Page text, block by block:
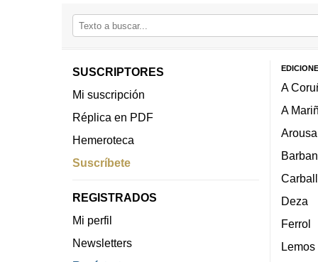
SUSCRIPTORES
Mi suscripción
Réplica en PDF
Hemeroteca
Suscríbete
REGISTRADOS
Mi perfil
Newsletters
A
A
Arousa
Deza
Ferrol
Lemos